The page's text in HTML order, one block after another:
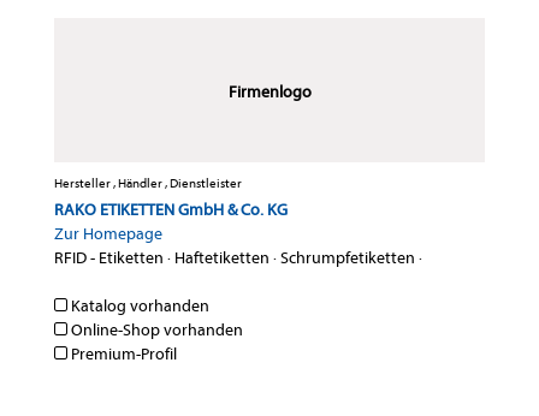
Firmenlogo
Hersteller , Händler , Dienstleister
RAKO ETIKETTEN GmbH & Co. KG
Zur Homepage
RFID - Etiketten · Haftetiketten ·Schrumpfetiketten ·
Katalog vorhanden
Online-Shop vorhanden
Premium-Profil